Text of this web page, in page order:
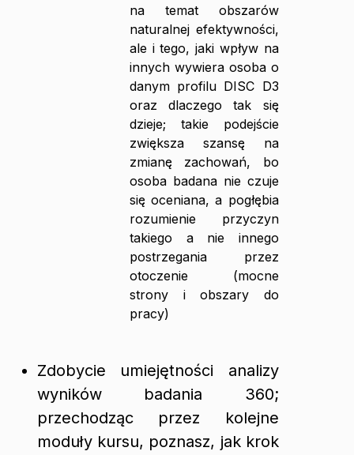
na temat obszarów
naturalnej efektywności,
ale i tego, jaki wpływ na
innych wywiera osoba o
danym profilu DISC D3
oraz dlaczego tak się
dzieje; takie podejście
zwiększa szansę na
zmianę zachowań, bo
osoba badana nie czuje
się oceniana, a pogłębia
rozumienie przyczyn
takiego a nie innego
postrzegania przez
otoczenie (mocne
strony i obszary do
pracy)
Zdobycie umiejętności analizy
wyników badania 360;
przechodząc przez kolejne
moduły kursu, poznasz, jak krok